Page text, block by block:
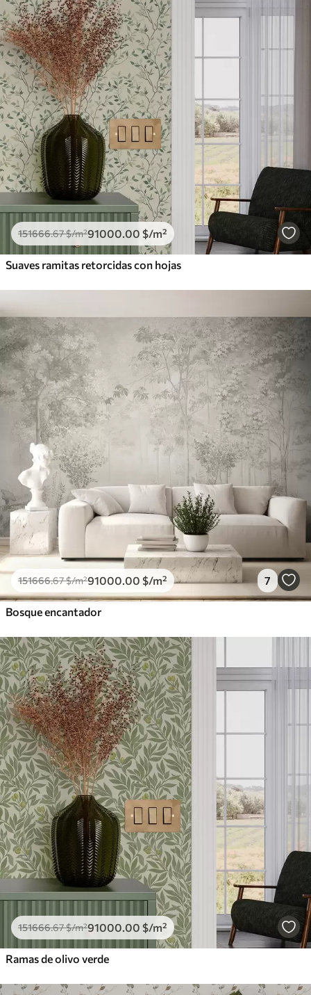
Vinilo Premium
199833.33119900.00 $/m²
151666.67$/m²91000.00 $/m²
Suaves ramitas retorcidas con hojas
151666.67$/m²91000.00 $/m² 7
Bosque encantador
151666.67$/m²91000.00 $/m²
Ramas de olivo verde